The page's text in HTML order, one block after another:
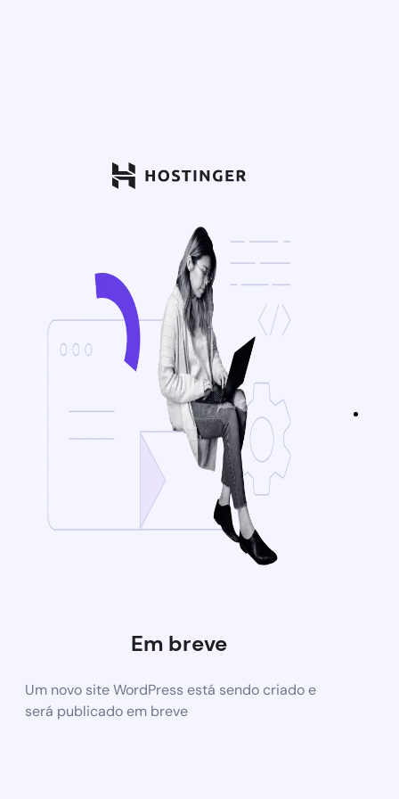
Em breve
Um novo site WordPress está sendo criado e
será publicado em breve